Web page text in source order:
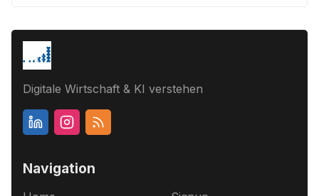
Digitale Wirtschaft & KI verstehen
Navigation